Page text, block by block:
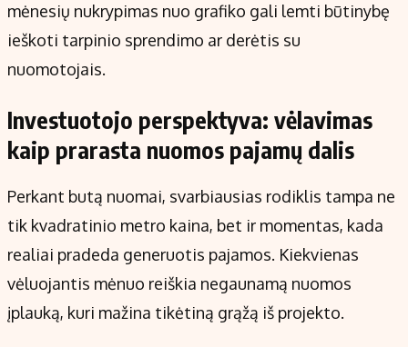
mėnesių nukrypimas nuo grafiko gali lemti būtinybę
ieškoti tarpinio sprendimo ar derėtis su
nuomotojais.
Investuotojo perspektyva: vėlavimas
kaip prarasta nuomos pajamų dalis
Perkant butą nuomai, svarbiausias rodiklis tampa ne
tik kvadratinio metro kaina, bet ir momentas, kada
realiai pradeda generuotis pajamos. Kiekvienas
vėluojantis mėnuo reiškia negaunamą nuomos
įplauką, kuri mažina tikėtiną grąžą iš projekto.